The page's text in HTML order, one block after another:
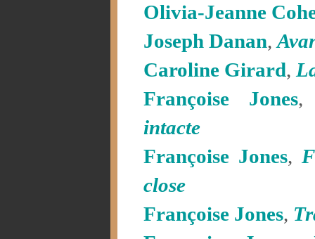
Olivia-Jeanne
Joseph Danan,
Caroline Girard,
Françoise Jones
intacte
Françoise Jones,
close
Françoise Jones,